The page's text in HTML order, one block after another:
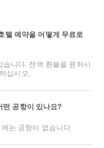
예약을 어떻게 무료로
니다. 전액 환불을 원하시
십시오.
공항이 있나요?
는 공항이 없습니다